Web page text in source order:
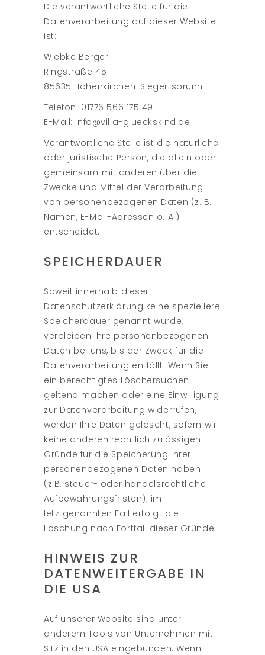
Die verantwortliche Stelle für die
Datenverarbeitung auf dieser Website
ist:
Wiebke Berger
Ringstraße 45
85635 Höhenkirchen-Siegertsbrunn
Telefon: 01776 566 175 49
E-Mail: info@villa-glueckskind.de
Verantwortliche Stelle ist die natürliche
oder juristische Person, die allein oder
gemeinsam mit anderen über die
Zwecke und Mittel der Verarbeitung
von personenbezogenen Daten (z. B.
Namen, E-Mail-Adressen o. Ä.)
entscheidet.
SPEICHERDAUER
Soweit innerhalb dieser
Datenschutzerklärung keine speziellere
Speicherdauer genannt wurde,
verbleiben Ihre personenbezogenen
Daten bei uns, bis der Zweck für die
Datenverarbeitung entfällt. Wenn Sie
ein berechtigtes Löschersuchen
geltend machen oder eine Einwilligung
zur Datenverarbeitung widerrufen,
werden Ihre Daten gelöscht, sofern wir
keine anderen rechtlich zulässigen
Gründe für die Speicherung Ihrer
personenbezogenen Daten haben
(z.B. steuer- oder handelsrechtliche
Aufbewahrungsfristen); im
letztgenannten Fall erfolgt die
Löschung nach Fortfall dieser Gründe.
HINWEIS ZUR
DATENWEITERGABE IN
DIE USA
Auf unserer Website sind unter
anderem Tools von Unternehmen mit
Sitz in den USA eingebunden. Wenn